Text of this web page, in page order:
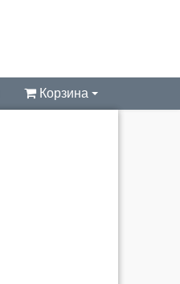
Корзина